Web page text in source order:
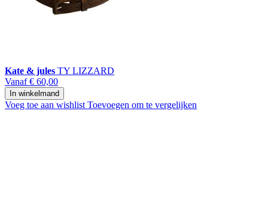
Kate & jules TY LIZZARD
Vanaf € 60,00
In winkelmand
Voeg toe aan wishlist Toevoegen om te vergelijken